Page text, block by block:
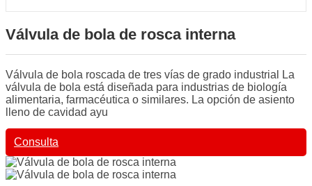
Válvula de bola de rosca interna
Válvula de bola roscada de tres vías de grado industrial La
válvula de bola está diseñada para industrias de biología
alimentaria, farmacéutica o similares. La opción de asiento
lleno de cavidad ayu
Consulta